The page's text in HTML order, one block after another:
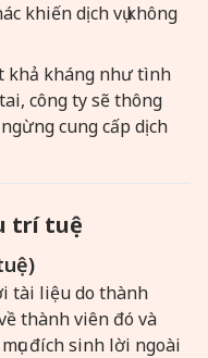
khiến dịch vụ không
khả kháng như tình
công ty sẽ thông
cung cấp dịch
trí tuệ
tài liệu do thành
thành viên đó và
đích sinh lời ngoài